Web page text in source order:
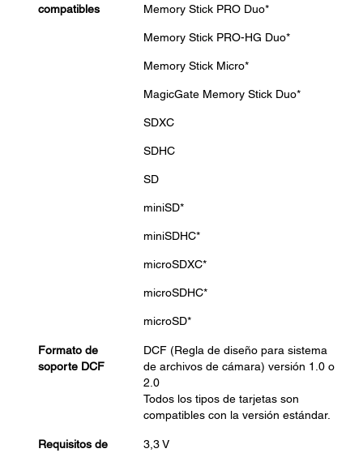
compatibles
Memory Stick PRO Duo*
Memory Stick PRO-HG Duo*
Memory Stick Micro*
MagicGate Memory Stick Duo*
SDXC
SDHC
SD
miniSD*
miniSDHC*
microSDXC*
microSDHC*
microSD*
Formato de
soporte DCF
DCF (Regla de diseño para sistema
de archivos de cámara) versión 1.0 o
2.0
Todos los tipos de tarjetas son
compatibles con la versión estándar.
Requisitos de
3,3 V